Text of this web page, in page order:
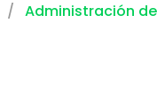
Administración